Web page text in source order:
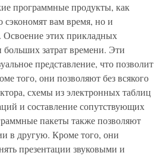
программные продукты, как
сэкономят вам время, но и
Освоение этих прикладных
затрат времени. Эти
представление, что позволит
того, они позволяют без всякого
схемы из электронных таблиц
и составление сопутствующих
пакеты также позволяют
в другую. Кроме того, они
презентации звуковыми и